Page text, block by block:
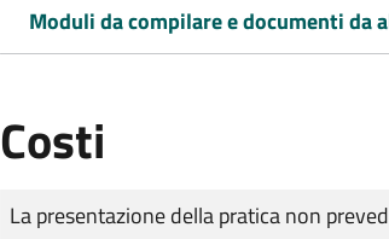
Moduli da compilare e documenti da
Costi
Tipo di pagamento
Importo
La presentazione della pratica non